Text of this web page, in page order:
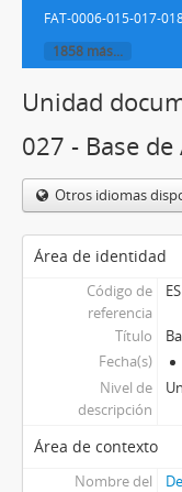
1858 más...
Unidad
027 - Base de
Otros idiomas
Área de identidad
Código de
referencia
Título
Fecha(s)
Nivel de
descripción
Área de contexto
Nombre del